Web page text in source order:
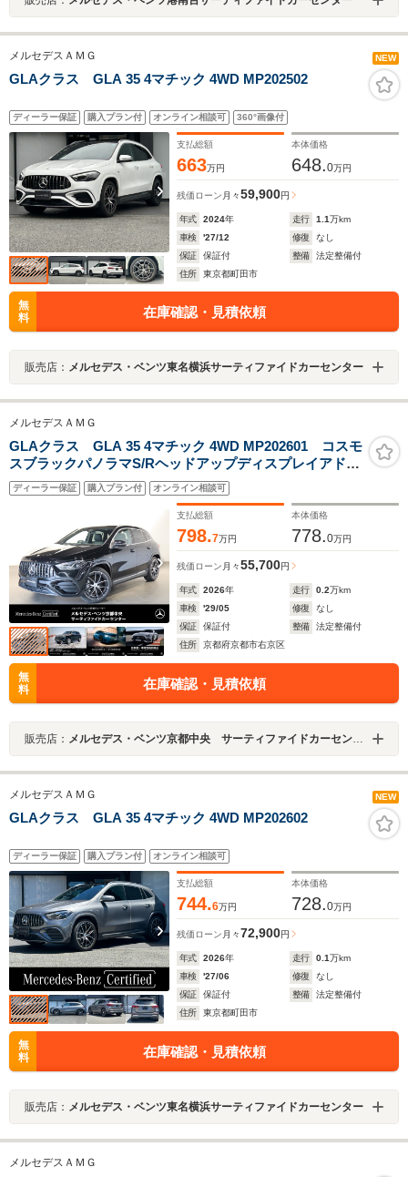
メルセデスＡＭＧ NEW
GLAクラス GLA 35 4マチック 4WD MP202502
ディーラー保証 購入プラン付 オンライン相談可 360°画像付
支払総額
663万円
本体価格
648.0万円
残価ローン 月々59,900円
年式 2024年 走行 1.1万km
車検
'27/12 修復
なし
保証
保証付 整備
法定整備付
住所
東京都町田市
無
料
在庫確認・見積依頼
販売店： メルセデス・ベンツ東名横浜サーティファイドカーセンター
メルセデスＡＭＧ
GLAクラス GLA 35 4マチック 4WD MP202601 コスモ
スブラックパノラマS/Rヘッドアップディスプレイアドバ
ンスドパッケージMBUX360カメラ本革シートブルメスタ
ー後期モデル
ディーラー保証 購入プラン付 オンライン相談可
支払総額
798.7万円
本体価格
778.0万円
残価ローン 月々55,700円
年式 2026年 走行 0.2万km
車検
'29/05 修復
なし
保証
保証付 整備
法定整備付
住所
京都府京都市右京区
無
料
在庫確認・見積依頼
販売店： メルセデス・ベンツ京都中央 サーティファイドカーセンター
メルセデスＡＭＧ NEW
GLAクラス GLA 35 4マチック 4WD MP202602
ディーラー保証 購入プラン付 オンライン相談可
支払総額
744.6万円
本体価格
728.0万円
残価ローン 月々72,900円
年式 2026年 走行 0.1万km
車検
'27/06 修復
なし
保証
保証付 整備
法定整備付
住所
東京都町田市
無
料
在庫確認・見積依頼
販売店： メルセデス・ベンツ東名横浜サーティファイドカーセンター
メルセデスＡＭＧ